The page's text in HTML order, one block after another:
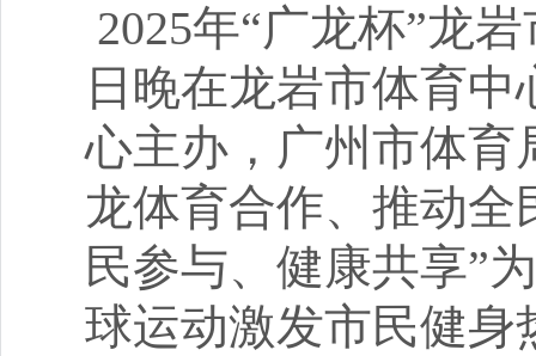
2025年“广龙杯”龙
日晚在龙岩市体育
心主办，广州市体育
龙体育合作、推动全
民参与、健康共享”
球运动激发市民健身